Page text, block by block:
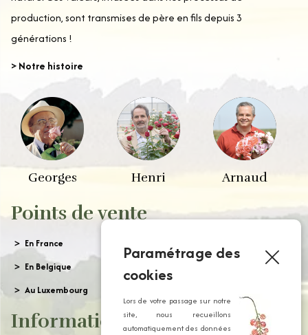
production, sont transmises de père en fils depuis 3
générations !
> Notre histoire
Georges Henri Arnaud
Points de vente
En France
En Belgique
Au Luxembourg
Informations
Paramétrage des
cookies
Lors de votre passage sur notre
site, nous recueillons
automatiquement des données